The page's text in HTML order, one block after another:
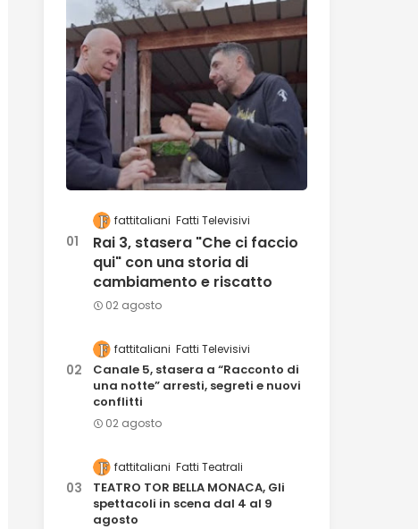
fattitaliani Fatti Televisivi
Rai 3, stasera "Che ci faccio
qui" con una storia di
cambiamento e riscatto
02 agosto
fattitaliani Fatti Televisivi
Canale 5, stasera a “Racconto di
una notte” arresti, segreti e nuovi
conflitti
02 agosto
fattitaliani Fatti Teatrali
TEATRO TOR BELLA MONACA, Gli
spettacoli in scena dal 4 al 9
agosto